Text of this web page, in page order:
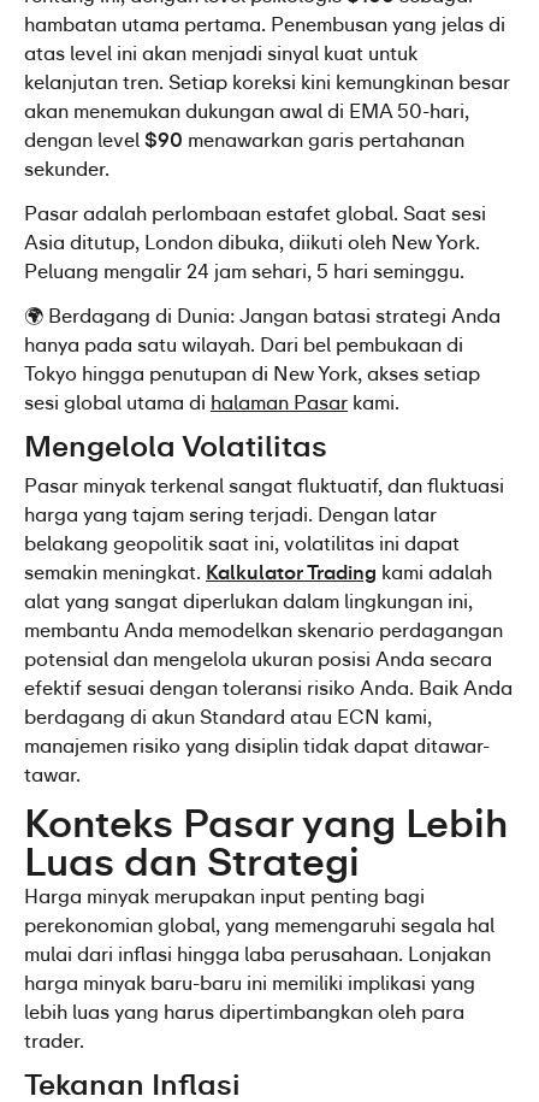
hambatan utama pertama. Penembusan yang jelas di
atas level ini akan menjadi sinyal kuat untuk
kelanjutan tren. Setiap koreksi kini kemungkinan besar
akan menemukan dukungan awal di EMA 50-hari,
dengan level $90 menawarkan garis pertahanan
sekunder.
Pasar adalah perlombaan estafet global. Saat sesi
Asia ditutup, London dibuka, diikuti oleh New York.
Peluang mengalir 24 jam sehari, 5 hari seminggu.
🌍 Berdagang di Dunia: Jangan batasi strategi Anda
hanya pada satu wilayah. Dari bel pembukaan di
Tokyo hingga penutupan di New York, akses setiap
sesi global utama di halaman Pasar kami.
Mengelola Volatilitas
Pasar minyak terkenal sangat fluktuatif, dan fluktuasi
harga yang tajam sering terjadi. Dengan latar
belakang geopolitik saat ini, volatilitas ini dapat
semakin meningkat. Kalkulator Trading kami adalah
alat yang sangat diperlukan dalam lingkungan ini,
membantu Anda memodelkan skenario perdagangan
potensial dan mengelola ukuran posisi Anda secara
efektif sesuai dengan toleransi risiko Anda. Baik Anda
berdagang di akun Standard atau ECN kami,
manajemen risiko yang disiplin tidak dapat ditawar-
tawar.
Konteks Pasar yang Lebih
Luas dan Strategi
Harga minyak merupakan input penting bagi
perekonomian global, yang memengaruhi segala hal
mulai dari inflasi hingga laba perusahaan. Lonjakan
harga minyak baru-baru ini memiliki implikasi yang
lebih luas yang harus dipertimbangkan oleh para
trader.
Tekanan Inflasi